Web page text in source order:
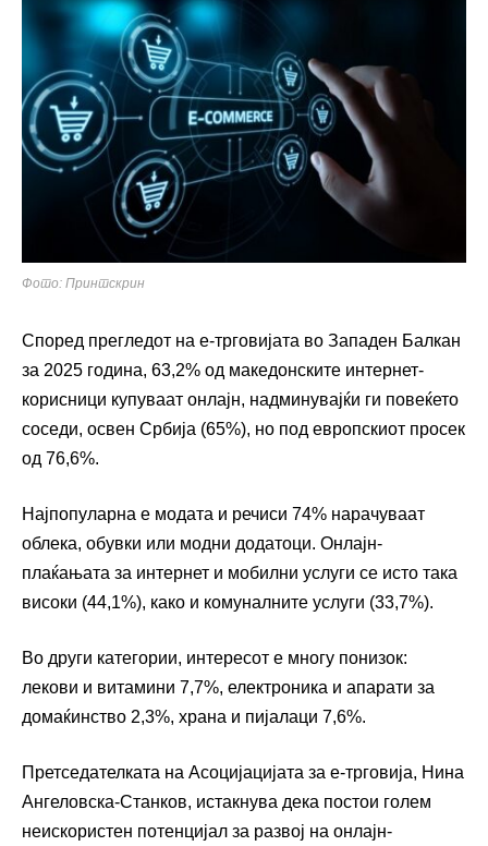
Фото: Принтскрин
Според прегледот на е-трговијата во Западен Балкан
за 2025 година, 63,2% од македонските интернет-
корисници купуваат онлајн, надминувајќи ги повеќето
соседи, освен Србија (65%), но под европскиот просек
од 76,6%.
Најпопуларна е модата и речиси 74% нарачуваат
облека, обувки или модни додатоци. Онлајн-
плаќањата за интернет и мобилни услуги се исто така
високи (44,1%), како и комуналните услуги (33,7%).
Во други категории, интересот е многу понизок:
лекови и витамини 7,7%, електроника и апарати за
домаќинство 2,3%, храна и пијалаци 7,6%.
Претседателката на Асоцијацијата за е-трговија, Нина
Ангеловска-Станков, истакнува дека постои голем
неискористен потенцијал за развој на онлајн-